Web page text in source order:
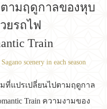
ามฤดูกาลของหุบ
ยรถไฟ
Train
scenery in each season
ที่แปรเปลี่ยนไปตามฤดูกาล
Train ความงามของ